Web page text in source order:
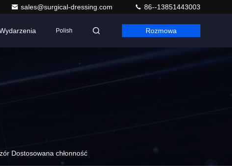
sales@surgical-dressing.com 86--13851443003
Polish Rozmowa
Dostosowana chłonność